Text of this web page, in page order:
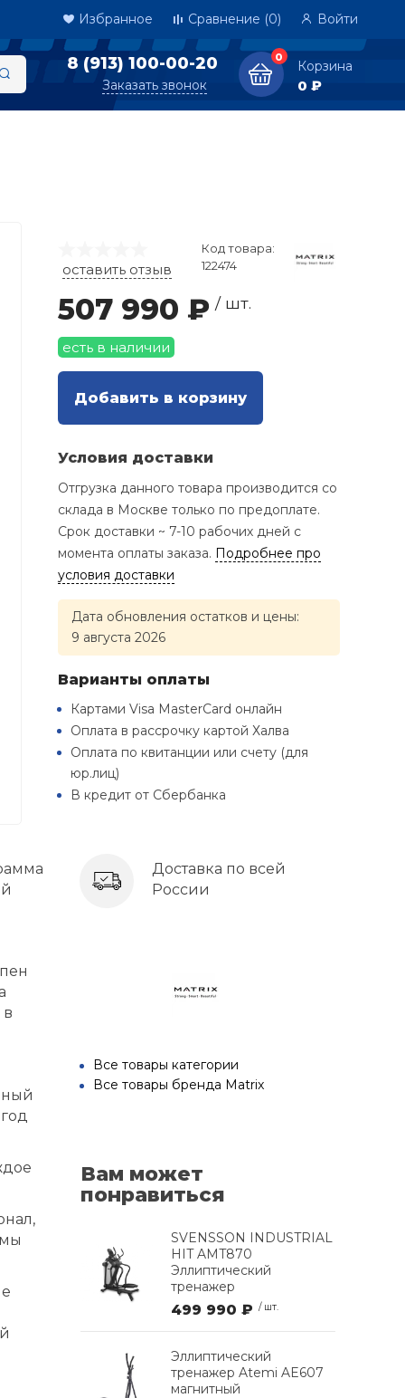
Избранное Сравнение (0) Войти
8 (913) 100-00-20
Заказать звонок
0
Корзина
0 ₽
оставить отзыв
Код товара:
122474
507 990 ₽ / шт.
есть в наличии
Добавить в корзину
Условия доставки
Отгрузка данного товара производится со
склада в Москве только по предоплате.
Срок доставки ~ 7-10 рабочих дней с
момента оплаты заказа. Подробнее про
условия доставки
Дата обновления остатков и цены:
9 августа 2026
Варианты оплаты
Картами Visa MasterCard онлайн
Оплата в рассрочку картой Халва
Оплата по квитанции или счету (для
юр.лиц)
В кредит от Сбербанка
Доставка по всей
России
в
Все товары категории
Все товары бренда Matrix
Вам может
понравиться
SVENSSON INDUSTRIAL
HIT AMT870
Эллиптический
тренажер
499 990 ₽ / шт.
Эллиптический
тренажер Atemi AE607
магнитный